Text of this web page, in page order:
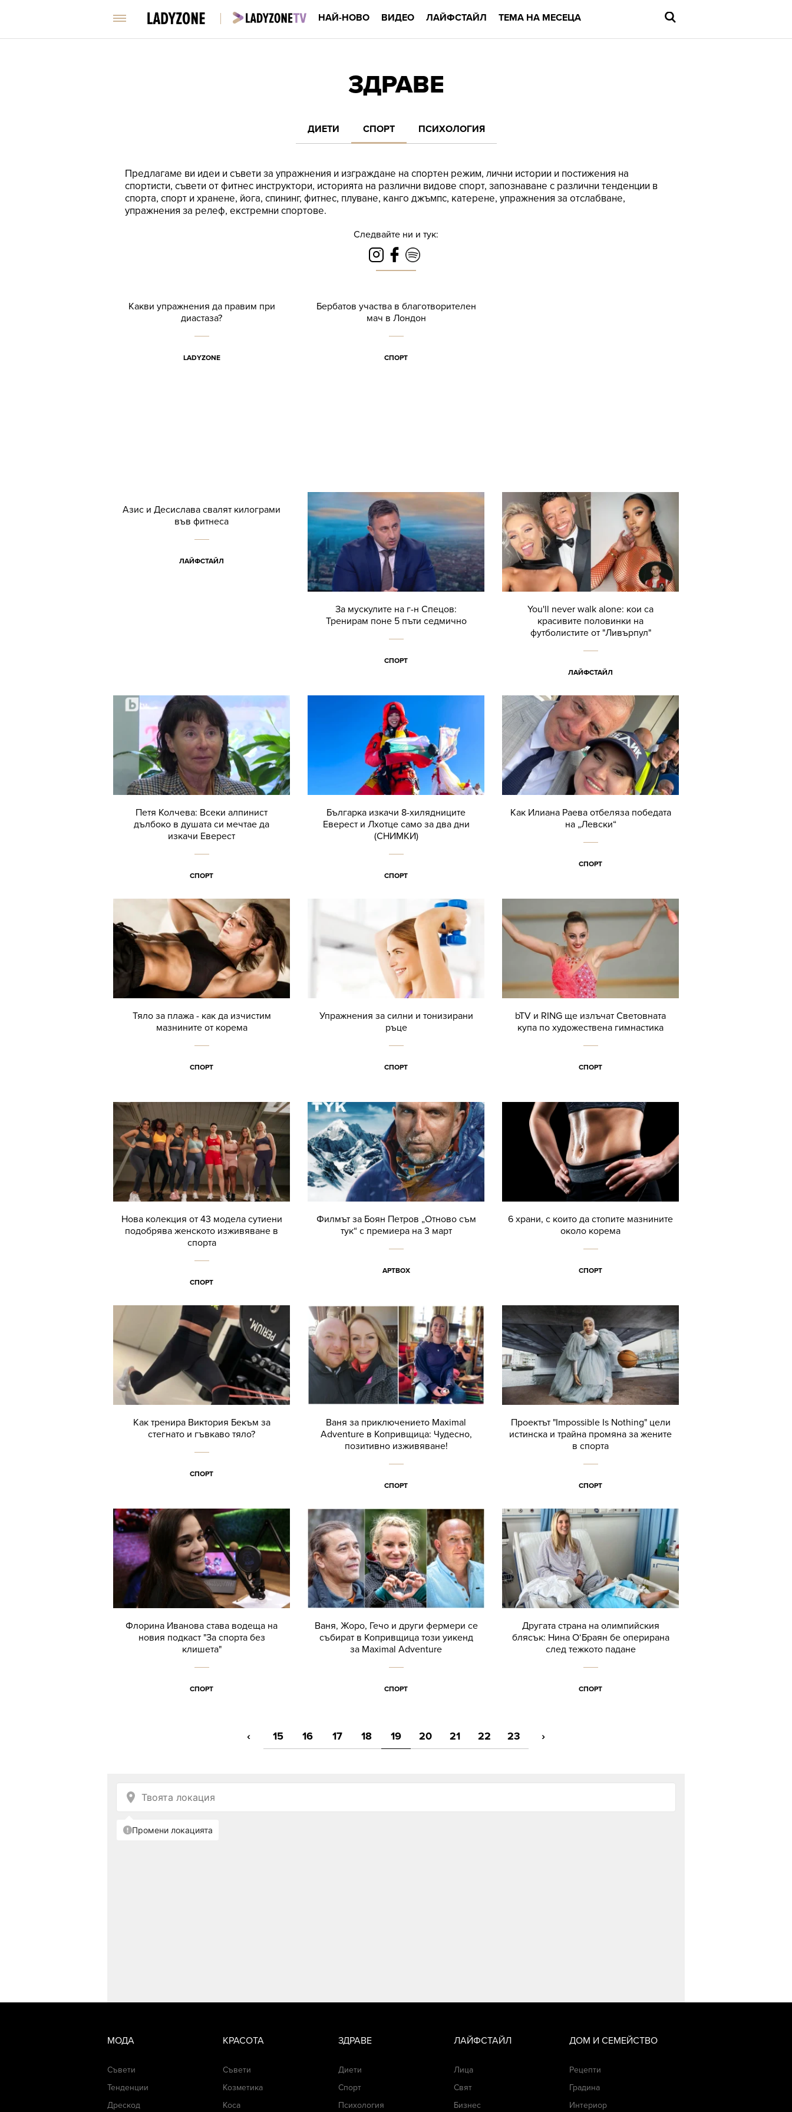
НАЙ-НОВО ВИДЕО ЛАЙФСТАЙЛ ТЕМА НА МЕСЕЦА
ЗДРАВЕ
ДИЕТИ СПОРТ ПСИХОЛОГИЯ
Предлагаме ви идеи и съвети за упражнения и изграждане на спортен режим, лични истории и постижения на
спортисти, съвети от фитнес инструктори, историята на различни видове спорт, запознаване с различни тенденции в
спорта, спорт и хранене, йога, спининг, фитнес, плуване, канго джъмпс, катерене, упражнения за отслабване,
упражнения за релеф, екстремни спортове.
Следвайте ни и тук:
Какви упражнения да правим при
диастаза?
LADYZONE
Бербатов участва в благотворителен
мач в Лондон
СПОРТ
Азис и Десислава свалят килограми
във фитнеса
ЛАЙФСТАЙЛ
За мускулите на г-н Спецов:
Тренирам поне 5 пъти седмично
СПОРТ
You'll never walk alone: кои са
красивите половинки на
футболистите от "Ливърпул"
ЛАЙФСТАЙЛ
Петя Колчева: Всеки алпинист
дълбоко в душата си мечтае да
изкачи Еверест
СПОРТ
Българка изкачи 8-хилядниците
Еверест и Лхотце само за два дни
(СНИМКИ)
СПОРТ
Как Илиана Раева отбеляза победата
на „Левски“
СПОРТ
Тяло за плажа - как да изчистим
мазнините от корема
СПОРТ
Упражнения за силни и тонизирани
ръце
СПОРТ
bTV и RING ще излъчат Световната
купа по художествена гимнастика
СПОРТ
Нова колекция от 43 модела сутиени
подобрява женското изживяване в
спорта
СПОРТ
Филмът за Боян Петров „Отново съм
тук“ с премиера на 3 март
АРТBOX
6 храни, с които да стопите мазнините
около корема
СПОРТ
Как тренира Виктория Бекъм за
стегнато и гъвкаво тяло?
СПОРТ
Ваня за приключението Maximal
Adventure в Копривщица: Чудесно,
позитивно изживяване!
СПОРТ
Проектът "Impossible Is Nothing" цели
истинска и трайна промяна за жените
в спорта
СПОРТ
Флорина Иванова става водеща на
новия подкаст "За спорта без
клишета"
СПОРТ
Ваня, Жоро, Гечо и други фермери се
събират в Копривщица този уикенд
за Maximal Adventure
СПОРТ
Другата страна на олимпийския
блясък: Нина О‘Браян бе оперирана
след тежкото падане
СПОРТ
‹ 15 16 17 18 19 20 21 22 23 ›
МОДА
Съвети
Тенденции
Дрескод
КРАСОТА
Съвети
Козметика
Коса
ЗДРАВЕ
Диети
Спорт
Психология
ЛАЙФСТАЙЛ
Лица
Свят
Бизнес
ДОМ И СЕМЕЙСТВО
Рецепти
Градина
Интериор